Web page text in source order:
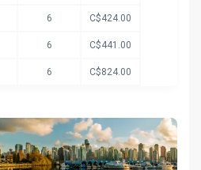
6 C$424.00
6 C$441.00
6 C$824.00